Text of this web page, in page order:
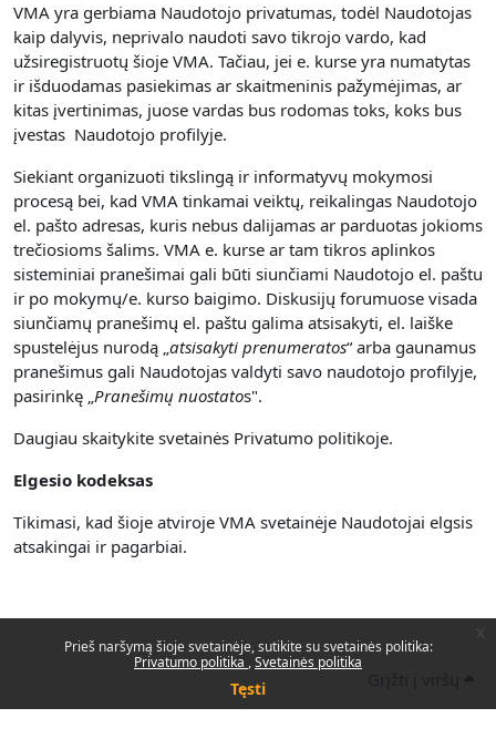
Prieš naršymą šioje svetainėje, sutikite su svetainės politika:
Privatumo politika Svetainės politika
Tęsti
VMA yra gerbiama Naudotojo privatumas, todėl Naudotojas
kaip dalyvis, neprivalo naudoti savo tikrojo vardo, kad
užsiregistruotų šioje VMA. Tačiau, jei e. kurse yra numatytas
ir išduodamas pasiekimas ar skaitmeninis pažymėjimas, ar
kitas įvertinimas, juose vardas bus rodomas toks, koks bus
įvestas Naudotojo profilyje.
Siekiant organizuoti tikslingą ir informatyvų mokymosi
procesą bei, kad VMA tinkamai veiktų, reikalingas Naudotojo
el. pašto adresas, kuris nebus dalijamas ar parduotas jokioms
trečiosioms šalims. VMA e. kurse ar tam tikros aplinkos
sisteminiai pranešimai gali būti siunčiami Naudotojo el. paštu
ir po mokymų/e. kurso baigimo. Diskusijų forumuose visada
siunčiamų pranešimų el. paštu galima atsisakyti, el. laiške
spustelėjus nurodą „atsisakyti prenumeratos“ arba gaunamus
pranešimus gali Naudotojas valdyti savo naudotojo profilyje,
pasirinkę „Pranešimų nuostatos".
Daugiau skaitykite svetainės Privatumo politikoje.
Elgesio kodeksas
Tikimasi, kad šioje atviroje VMA svetainėje Naudotojai elgsis
atsakingai ir pagarbiai.